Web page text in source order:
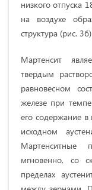
низкого отпуска
на воздухе
структура (рис.
Мартенсит
твердым
равновесном
железе при
его содержание
исходном
Мартенситные
мгновенно, со
пределах